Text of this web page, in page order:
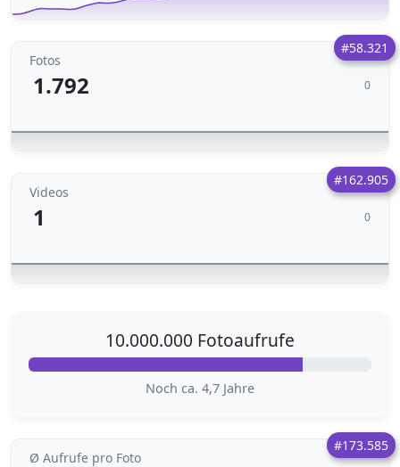
#58.321
Fotos
1.792 0
#162.905
Videos
1 0
10.000.000 Fotoaufrufe
Noch ca. 4,7 Jahre
#173.585
Ø Aufrufe pro Foto